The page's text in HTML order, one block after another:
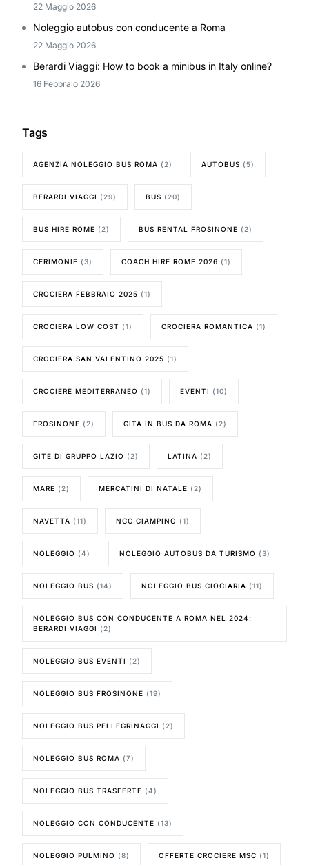
22 Maggio 2026
Noleggio autobus con conducente a Roma
22 Maggio 2026
Berardi Viaggi: How to book a minibus in Italy online?
16 Febbraio 2026
Tags
AGENZIA NOLEGGIO BUS ROMA (2) AUTOBUS (5)
BERARDI VIAGGI (29) BUS (20)
BUS HIRE ROME (2) BUS RENTAL FROSINONE (2)
CERIMONIE (3) COACH HIRE ROME 2026 (1)
CROCIERA FEBBRAIO 2025 (1)
CROCIERA LOW COST (1) CROCIERA ROMANTICA (1)
CROCIERA SAN VALENTINO 2025 (1)
CROCIERE MEDITERRANEO (1) EVENTI (10)
FROSINONE (2) GITA IN BUS DA ROMA (2)
GITE DI GRUPPO LAZIO (2) LATINA (2)
MARE (2) MERCATINI DI NATALE (2)
NAVETTA (11) NCC CIAMPINO (1)
NOLEGGIO (4) NOLEGGIO AUTOBUS DA TURISMO (3)
NOLEGGIO BUS (14) NOLEGGIO BUS CIOCIARIA (11)
NOLEGGIO BUS CON CONDUCENTE A ROMA NEL 2024:
BERARDI VIAGGI (2)
NOLEGGIO BUS EVENTI (2)
NOLEGGIO BUS FROSINONE (19)
NOLEGGIO BUS PELLEGRINAGGI (2)
NOLEGGIO BUS ROMA (7)
NOLEGGIO BUS TRASFERTE (4)
NOLEGGIO CON CONDUCENTE (13)
NOLEGGIO PULMINO (8) OFFERTE CROCIERE MSC (1)